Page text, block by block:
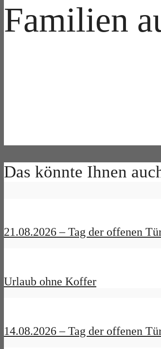
Familien
Das könnte Ihnen
21.08.2026 – Tag der offenen
Urlaub ohne Koffer
14.08.2026 – Tag der offenen